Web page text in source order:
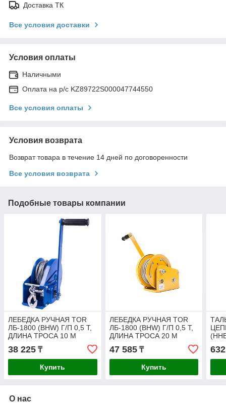
Доставка ТК
Все условия доставки
Условия оплаты
Наличными
Оплата на р/с KZ89722S000047744550
Все условия оплаты
Условия возврата
Возврат товара в течение 14 дней по договоренности
Все условия возврата
Подобные товары компании
ЛЕБЕДКА РУЧНАЯ TOR
ЛБ-1800 (BHW) Г/П 0,5 Т,
ДЛИНА ТРОСА 10 М
38 225 ₸
Купить
ЛЕБЕДКА РУЧНАЯ TOR
ЛБ-1800 (BHW) Г/П 0,5 Т,
ДЛИНА ТРОСА 20 М
47 585₸
Купить
О нас